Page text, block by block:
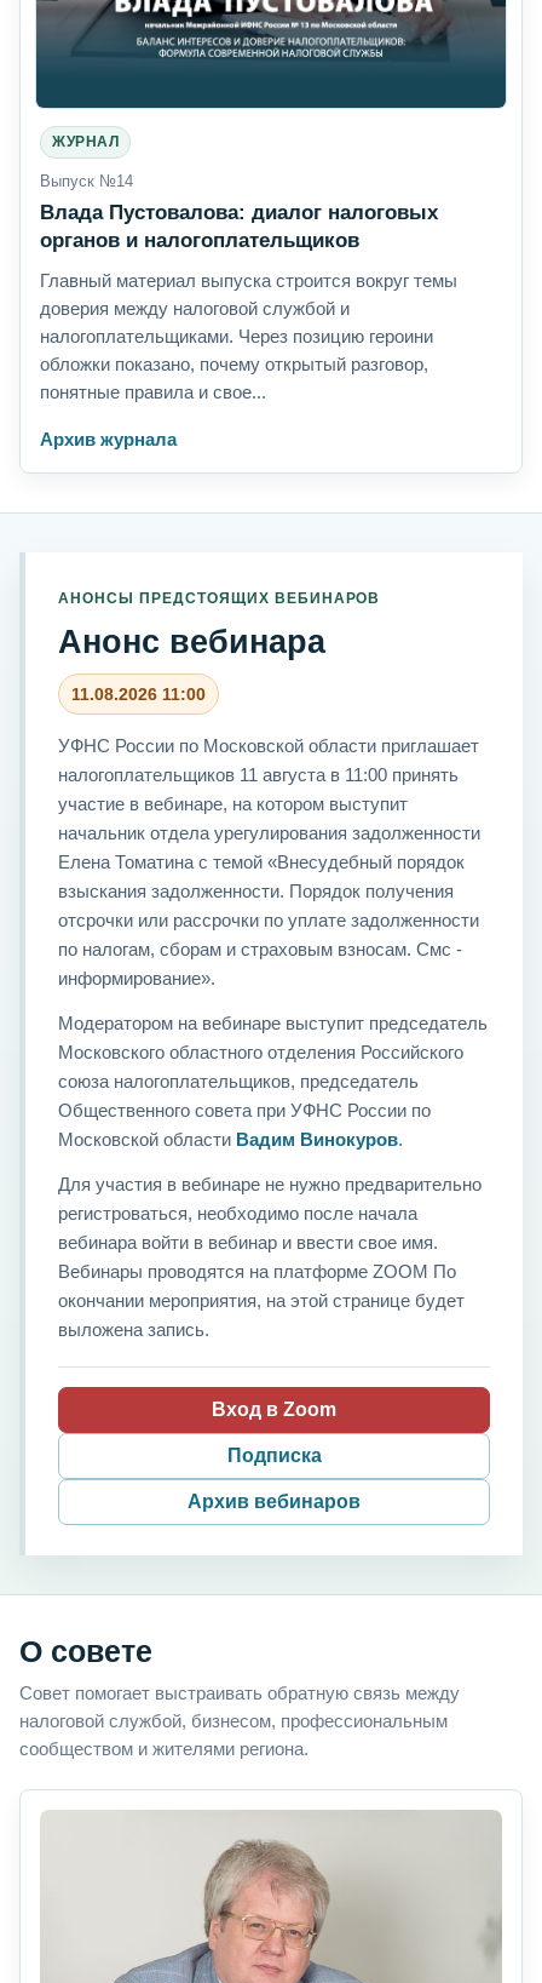
ЖУРНАЛ
Выпуск №14
Влада Пустовалова: диалог налоговых
органов и налогоплательщиков
Главный материал выпуска строится вокруг темы
доверия между налоговой службой и
налогоплательщиками. Через позицию героини
обложки показано, почему открытый разговор,
понятные правила и свое...
Архив журнала
АНОНСЫ ПРЕДСТОЯЩИХ ВЕБИНАРОВ
Анонс вебинара
11.08.2026 11:00
УФНС России по Московской области приглашает
налогоплательщиков 11 августа в 11:00 принять
участие в вебинаре, на котором выступит
начальник отдела урегулирования задолженности
Елена Томатина с темой «Внесудебный порядок
взыскания задолженности. Порядок получения
отсрочки или рассрочки по уплате задолженности
по налогам, сборам и страховым взносам. Смс -
информирование».
Модератором на вебинаре выступит председатель
Московского областного отделения Российского
союза налогоплательщиков, председатель
Общественного совета при УФНС России по
Московской области Вадим Винокуров.
Для участия в вебинаре не нужно предварительно
регистроваться, необходимо после начала
вебинара войти в вебинар и ввести свое имя.
Вебинары проводятся на платформе ZOOM По
окончании мероприятия, на этой странице будет
выложена запись.
Вход в Zoom
Подписка
Архив вебинаров
О совете
Совет помогает выстраивать обратную связь между
налоговой службой, бизнесом, профессиональным
сообществом и жителями региона.